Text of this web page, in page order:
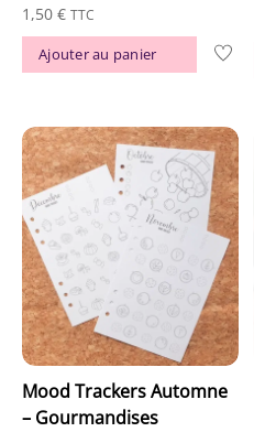
Note
5.00
1,50 € TTC
Ajouter au panier
Mood Trackers Automne
– Gourmandises